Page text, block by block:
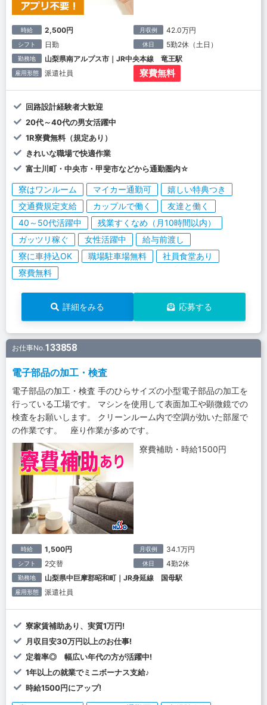
時給 2,500円 月収例 42.0万円
シフト 日勤 休日 5勤2休（土日）
勤務地 山梨県南アルプス市｜JR中央本線 竜王駅
雇用形態 派遣社員 寮費無料
回路設計経験者大歓迎
20代～40代の男女活躍中
1R寮費無料（規定あり）
きれいな職場で快適作業
富士川町・中央市・甲斐市などから通勤圏内☆
寮はワンルーム マイカー通勤可
嬉しい特典つき
交通費規定支給
カップルで働く
友達と働く
40～50代活躍中
残業すくなめ（月10時間以内）
ガッツリ稼ぐ
女性活躍中
給与前渡し
寮に車持込OK
職場駐車場無料
社員食堂あり
寮費無料
詳細をみる 応募する
お仕事No.133858
電子部品の加工・検査
電子部品の加工・検査 手のひらサイズの小型電子部品の加工を
行っている工場です。 マシンを使用して表面加工や顕微鏡での
検査をお願いします。 クリーンルーム内で空調が効いた部屋で
の作業です。 座り作業が多めです。
寮費補助・時給1500円
時給 1,500円 月収例 34.1万円
シフト 2交替 休日 4勤2休
勤務地 山梨県中巨摩郡昭和町｜JR身延線 国母駅
雇用形態 派遣社員
寮家賃補助あり、実質1万円!
月収目安30万円以上のお仕事!
定着率◎ 幅広い年代の方が活躍中!
1年以上の就業でミニボーナス支給♪
時給1500円にアップ!